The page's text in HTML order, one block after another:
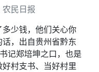
农民日报
少钱，他们关心你
，出自贵州省黔东
记郑培坤之口，也是
村支书、当好村里